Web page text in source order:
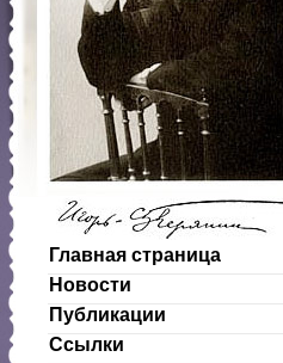
Главная страница
Новости
Публикации
Ссылки